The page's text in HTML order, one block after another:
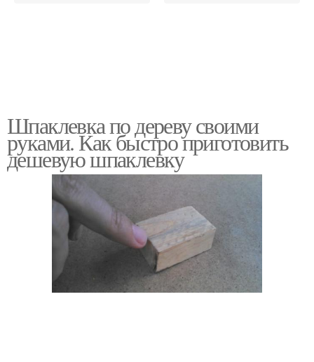
Шпаклевка по дереву своими
руками. Как быстро приготовить
дешевую шпаклевку